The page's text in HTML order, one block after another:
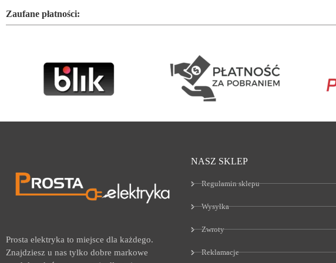
Zaufane płatności:
Prosta elektryka to miejsce dla każdego.
Znajdziesz u nas tylko dobre markowe
NASZ SKLEP
Regulamin sklepu
Wysyłka
Zwroty
Reklamacje